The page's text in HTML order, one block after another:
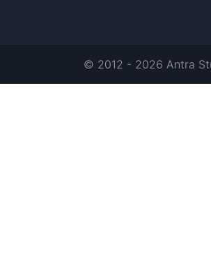
© 2012 - 2026 Antra